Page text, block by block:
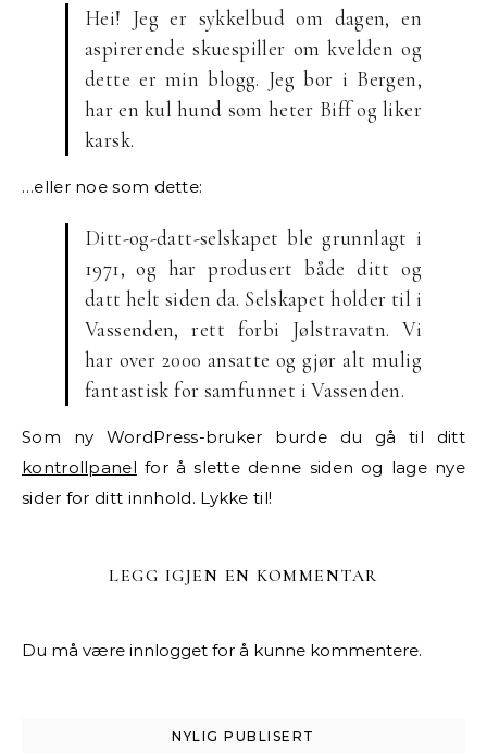
Hei! Jeg er sykkelbud om dagen, en
aspirerende skuespiller om kvelden og
dette er min blogg. Jeg bor i Bergen,
har en kul hund som heter Biff og liker
karsk.
…eller noe som dette:
Ditt-og-datt-selskapet ble grunnlagt i
1971, og har produsert både ditt og
datt helt siden da. Selskapet holder til i
Vassenden, rett forbi Jølstravatn. Vi
har over 2000 ansatte og gjør alt mulig
fantastisk for samfunnet i Vassenden.
Som ny WordPress-bruker burde du gå til ditt
kontrollpanel for å slette denne siden og lage nye
sider for ditt innhold. Lykke til!
LEGG IGJEN EN KOMMENTAR
Du må være innlogget for å kunne kommentere.
NYLIG PUBLISERT